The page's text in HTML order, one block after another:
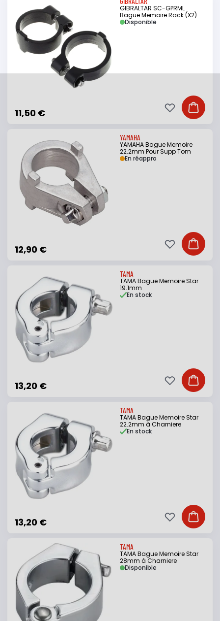
GIBRALTAR SC-GPRML
Bague Memoire Rack (X2)
11,50 €
Disponible
Ajouter
Ajouter à ma
YAMAHA
YAMAHA Bague Memoire
22.2mm Pour Supp Tom
12,90 €
En réappro
Ajouter
Ajouter à ma
TAMA
TAMA Bague Memoire Star
19.1mm
13,20 €
En stock
Ajouter
Ajouter à ma
TAMA
TAMA Bague Memoire Star
22.2mm à Charniere
13,20 €
En stock
Ajouter
Ajouter à ma
TAMA
TAMA Bague Memoire Star
28mm à Charniere
Disponible